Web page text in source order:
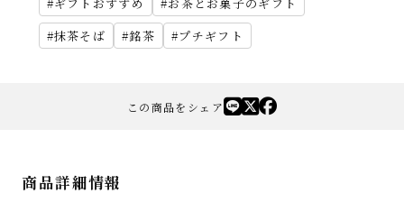
抹茶そば
銘茶 プチギフト
この商品をシェア
商品詳細情報